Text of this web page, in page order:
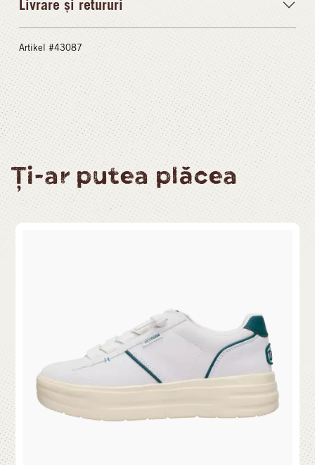
Livrare și retururi
Artikel #43087
Ți-ar putea plăcea